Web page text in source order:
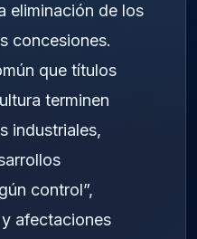
eliminación de los
concesiones.
que títulos
terminen
industriales,
control”,
afectaciones